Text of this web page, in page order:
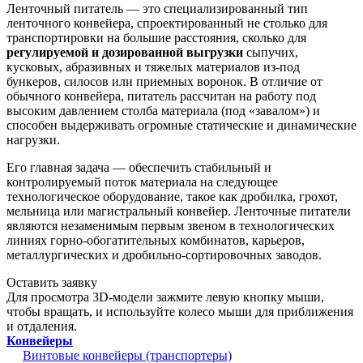
Ленточный питатель — это специализированный тип
ленточного конвейера, спроектированный не столько для
транспортировки на большие расстояния, сколько для
регулируемой и дозированной выгрузки сыпучих,
кусковых, абразивных и тяжелых материалов из-под
бункеров, силосов или приемных воронок. В отличие от
обычного конвейера, питатель рассчитан на работу под
высоким давлением столба материала (под «завалом») и
способен выдерживать огромные статические и динамические
нагрузки.
Его главная задача — обеспечить стабильный и
контролируемый поток материала на следующее
технологическое оборудование, такое как дробилка, грохот,
мельница или магистральный конвейер. Ленточные питатели
являются незаменимым первым звеном в технологических
линиях горно-обогатительных комбинатов, карьеров,
металлургических и дробильно-сортировочных заводов.
Оставить заявку
Для просмотра 3D-модели зажмите левую кнопку мыши,
чтобы вращать, и используйте колесо мыши для приближения
и отдаления.
Конвейеры
Винтовые конвейеры (транспортеры)